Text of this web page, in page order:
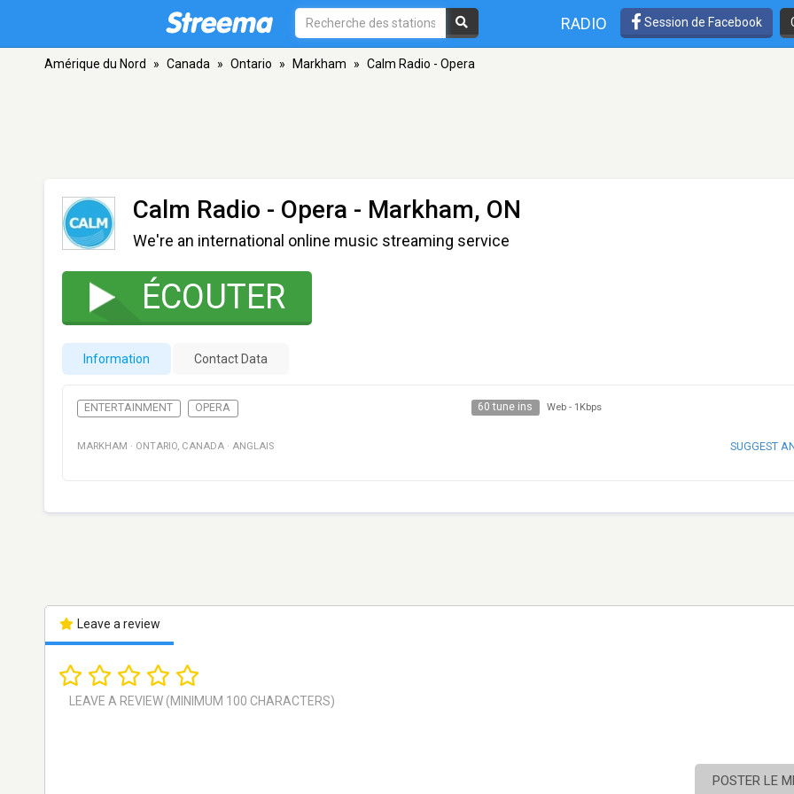
RADIO Session de Facebook
Amérique du Nord » Canada » Ontario » Markham » Calm Radio - Opera
Calm Radio - Opera - Markham, ON
We're an international online music streaming service
ÉCOUTER
Information Contact Data
ENTERTAINMENT OPERA 60 tune ins Web - 1Kbps
MARKHAM · ONTARIO, CANADA · ANGLAIS SUGGEST
Leave a review
POSTER LE